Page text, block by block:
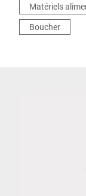
Matériels
Boucher